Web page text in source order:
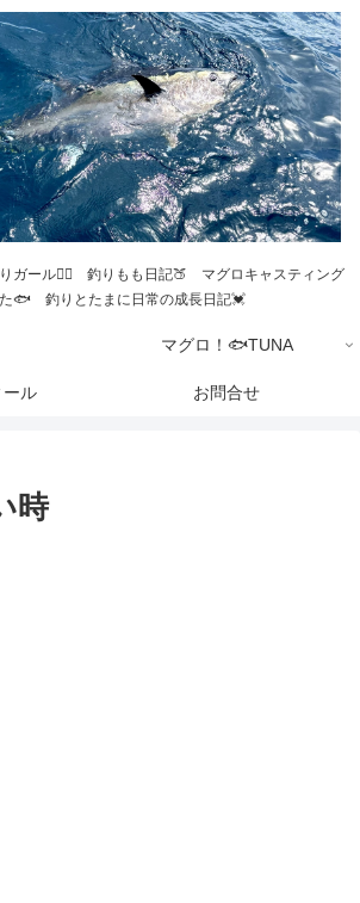
ガール💁‍♀️ 釣りもも日記🍑 マグロキャスティング
🐟 釣りとたまに日常の成長日記💓
マグロ！🐟TUNA
ール お問合せ
時